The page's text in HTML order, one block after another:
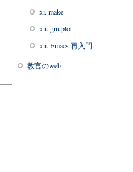
xi. make
xii. gnuplot
xii. Emacs 再入門
教官のweb